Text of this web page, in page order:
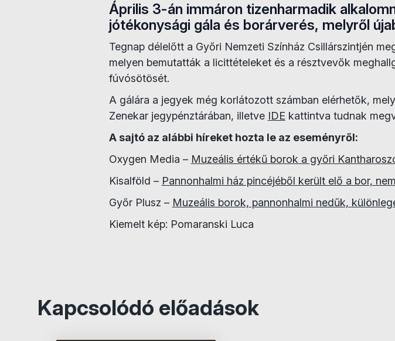
Április 3-án immáron tizenharmadik
jótékonysági gála és borárverés, melyről
Tegnap délelőtt a Győri Nemzeti Színház Csillárszintjén
melyen bemutatták a licittételeket és a résztvevők
fúvósötösét.
A gálára a jegyek még korlátozott számban elérhetők,
Zenekar jegypénztárában, illetve IDE kattintva tudnak
A sajtó az alábbi híreket hozta le az eseményről:
Oxygen Media – Muzeális értékű borok a győri
Kisalföld – Pannonhalmi ház pincéjéből került elő a bor,
Győr Plusz – Muzeális borok, pannonhalmi nedűk,
Kiemelt kép: Pomaranski Luca
Kapcsolódó előadások